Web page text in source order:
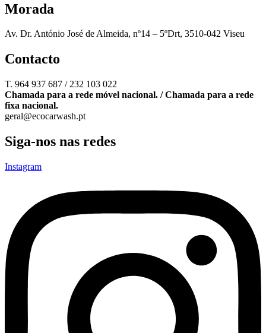
Morada
Av. Dr. António José de Almeida, nº14 – 5ºDrt, 3510-042 Viseu
Contacto
T. 964 937 687 / 232 103 022
Chamada para a rede móvel nacional. / Chamada para a rede
fixa nacional.
geral@ecocarwash.pt
Siga-nos nas redes
Instagram